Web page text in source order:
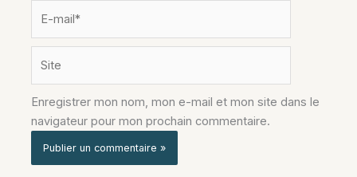
mail*
Enregistrer mon nom, mon e-mail et mon site dans le
navigateur pour mon prochain commentaire.